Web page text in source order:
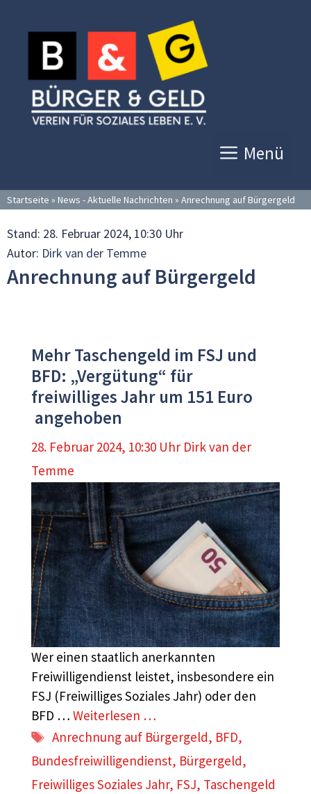
Inhalt
springen
Menü
Startseite » News - Aktuelle Nachrichten » Anrechnung auf Bürgergeld
Stand: 28. Februar 2024, 10:30 Uhr
Autor: Dirk van der Temme
Anrechnung auf Bürgergeld
Mehr Taschengeld im FSJ und
BFD: „Vergütung“ für
freiwilliges Jahr um 151 Euro
angehoben
28. Februar 2024, 10:30 Uhr Dirk van der
Temme
Wer einen staatlich anerkannten
Freiwilligendienst leistet, insbesondere ein
FSJ (Freiwilliges Soziales Jahr) oder den
BFD … Weiterlesen …
Schlagwörter
Anrechnung auf Bürgergeld, BFD,
Bundesfreiwilligendienst, Bürgergeld,
Freiwilliges Soziales Jahr, FSJ, Taschengeld